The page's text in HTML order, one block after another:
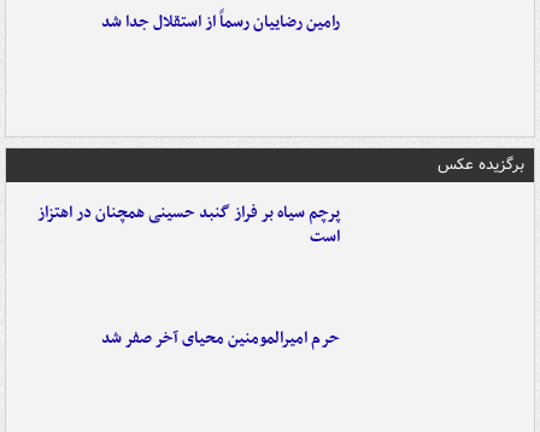
رامین رضاییان رسماً از استقلال جدا شد
برگزیده عکس
پرچم سیاه بر فراز گنبد حسینی همچنان در اهتزاز
است
حرم امیرالمومنین محیای آخر صفر شد